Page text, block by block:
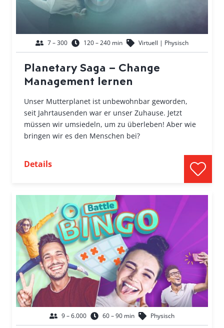
7 – 300 120 – 240 min Virtuell | Physisch
Planetary Saga – Change
Management lernen
Unser Mutterplanet ist unbewohnbar geworden,
seit Jahrtausenden war er unser Zuhause. Jetzt
müssen wir umsiedeln, um zu überleben! Aber wie
bringen wir es den Menschen bei?
Details
9 – 6.000 60 – 90 min Physisch